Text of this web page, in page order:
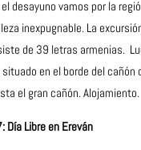
desayuno vamos por la
inexpugnable. La
de 39 letras armenias.
en el borde del cañón
el gran cañón. Alojamiento.
Día Libre en Ereván